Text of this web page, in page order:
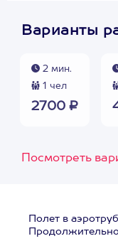
Варианты
2 мин.
1 чел
2700 ₽
Посмотреть
Полет в